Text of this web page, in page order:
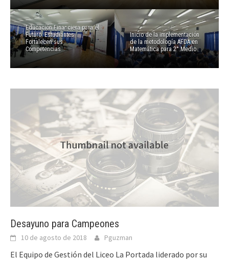
Educación Financiera para el
Futuro: Estudiantes
Fortalecen sus
Competencias
Inicio de la implementación
de la metodología AFDA en
Matemática para 2° Medio
Desayuno para Campeones
10 de agosto de 2018 Pguzman
El Equipo de Gestión del Liceo La Portada liderado por su